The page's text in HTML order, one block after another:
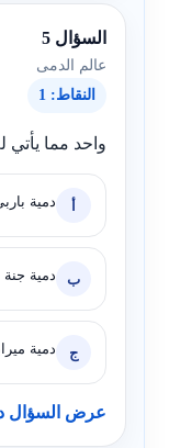
السؤال 5
عالم الدمى
النقاط: 1
واحد مما
أ دمية
ب دمية جنة
ج دمية
عرض السؤال